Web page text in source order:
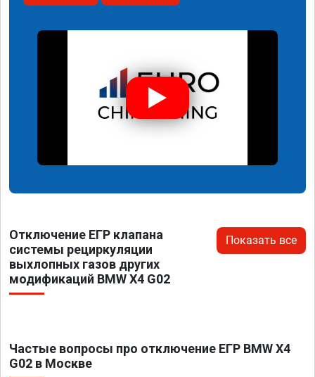
Отключение ЕГР клапана
системы рециркуляции
выхлопных газов других
модификаций BMW X4 G02
Показать все
Частые вопросы про отключение ЕГР BMW X4
G02 в Москве